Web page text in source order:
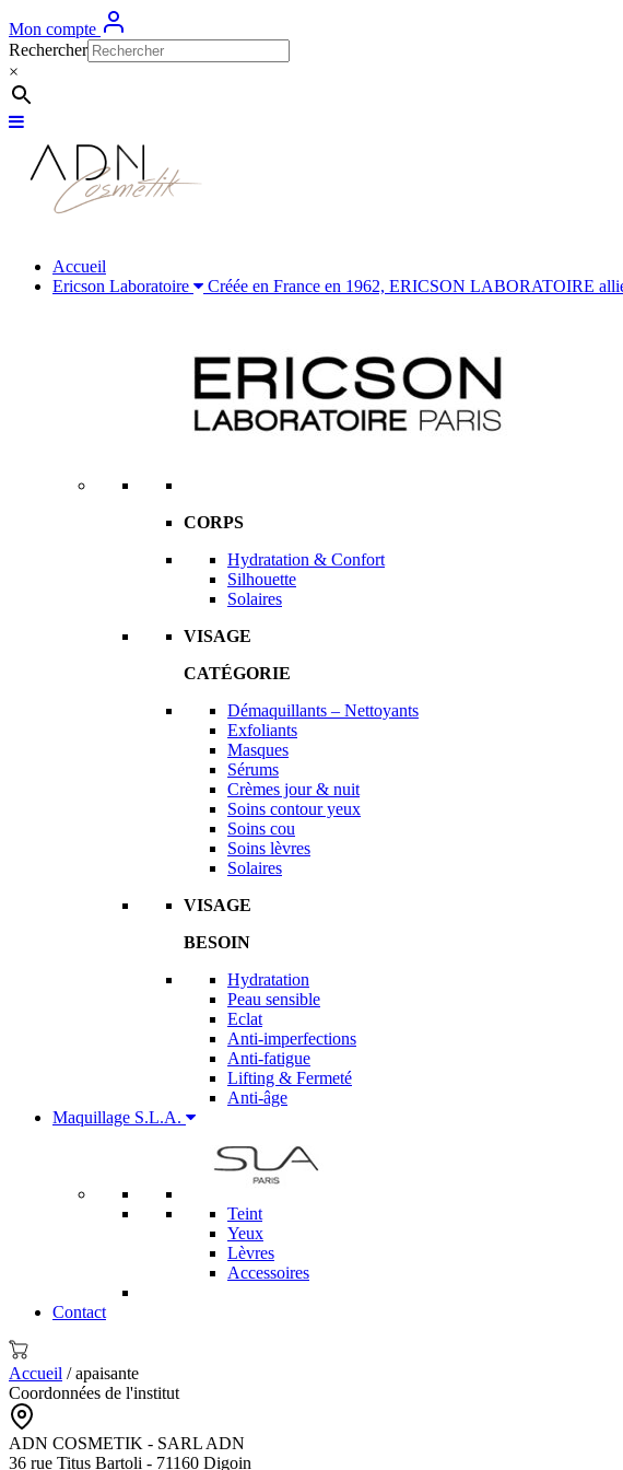
Mon compte
Rechercher
×
Accueil
Ericson Laboratoire
Créée en France en 1962, ERICSON LABORATOIRE
CORPS
Hydratation & Confort
Silhouette
Solaires
VISAGE
CATÉGORIE
Démaquillants – Nettoyants
Exfoliants
Masques
Sérums
Crèmes jour & nuit
Soins contour yeux
Soins cou
Soins lèvres
Solaires
VISAGE
BESOIN
Hydratation
Peau sensible
Eclat
Anti-imperfections
Anti-fatigue
Lifting & Fermeté
Anti-âge
Maquillage S.L.A.
Teint
Yeux
Lèvres
Accessoires
Contact
Accueil / apaisante
Coordonnées de l'institut
ADN COSMETIK - SARL ADN
36 rue Titus Bartoli - 71160 Digoin